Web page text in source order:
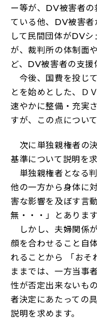
ー等が、DV被害者の
ている他、DV被害者
して民間団体がDV
が、裁判所の体制面
ど、DV被害者の支援
今後、国費を投じ
とを始めとした、Ｄ
速やかに整備・充実
すが、この点につい
次に単独親権者の
基準について説明を求
単独親権者となる
他の一方から身体に
害な影響を及ぼす言
無・・・」とあります
しかし、夫婦関係
顔を合わせること自
れることから 「おそ
ままでは、一方当事
性が否定出来ないも
者決定にあたっての
説明を求めます。